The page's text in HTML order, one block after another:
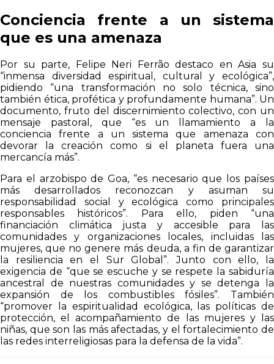
Conciencia frente a un sistema
que es una amenaza
Por su parte, Felipe Neri Ferrão destaco en Asia su
“inmensa diversidad espiritual, cultural y ecológica”,
pidiendo “una transformación no solo técnica, sino
también ética, profética y profundamente humana”. Un
documento, fruto del discernimiento colectivo, con un
mensaje pastoral, que “es un llamamiento a la
conciencia frente a un sistema que amenaza con
devorar la creación como si el planeta fuera una
mercancía más”.
Para el arzobispo de Goa, “es necesario que los países
más desarrollados reconozcan y asuman su
responsabilidad social y ecológica como principales
responsables históricos”. Para ello, piden “una
financiación climática justa y accesible para las
comunidades y organizaciones locales, incluidas las
mujeres, que no genere más deuda, a fin de garantizar
la resiliencia en el Sur Global”. Junto con ello, la
exigencia de “que se escuche y se respete la sabiduría
ancestral de nuestras comunidades y se detenga la
expansión de los combustibles fósiles”. También
“promover la espiritualidad ecológica, las políticas de
protección, el acompañamiento de las mujeres y las
niñas, que son las más afectadas, y el fortalecimiento de
las redes interreligiosas para la defensa de la vida”.